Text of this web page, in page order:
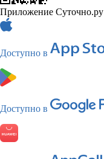
Приложение Суточно.ру
Доступно в
Доступно в